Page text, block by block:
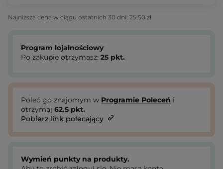
Najniższa cena w ciągu ostatnich 30 dni: 25,50 zł
Program lojalnościowy
Po zakupie otrzymasz: 25 pkt.
Poleć go znajomym w Programie Poleceń i
otrzymaj 62.5 pkt.
Pobierz link polecający
Wymień punkty na produkty.